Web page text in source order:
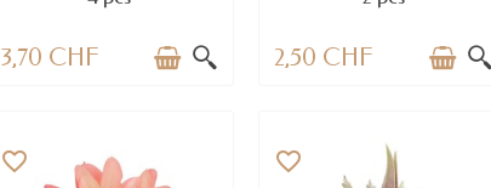
3,70 CHF 2,50 CHF
favorite_border favorite_border